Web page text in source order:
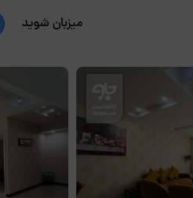
میزبان شوید